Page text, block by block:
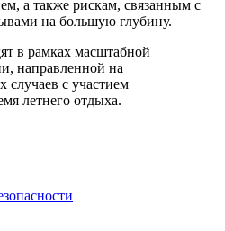
а также рискам, связанным с
на большую глубину.
в рамках масштабной
направленной на
случаев с участием
летнего отдыха.